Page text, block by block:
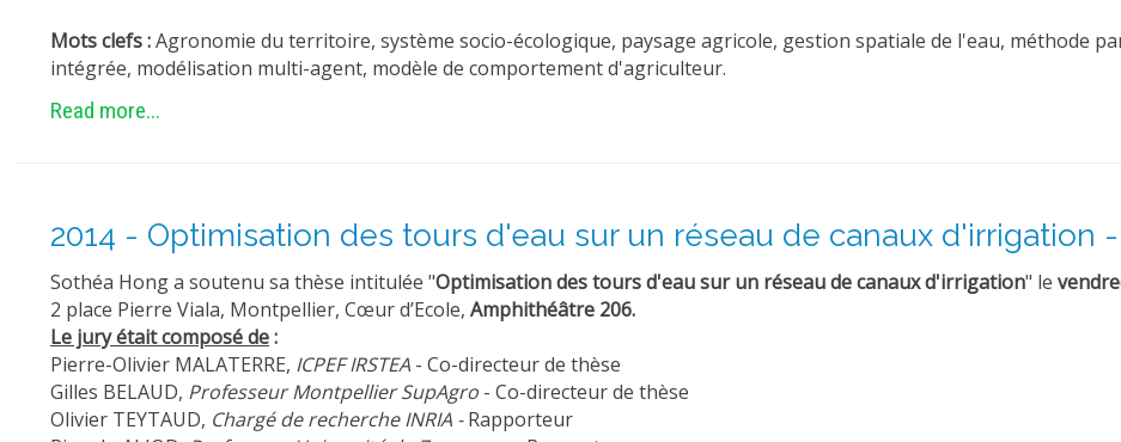
Mots clefs :Agronomie du territoire, système socio-écologique, paysage agricole, gestion spatiale de l'eau, méthode
intégrée, modélisation multi-agent, modèle de comportement d'agriculteur.
Read more...
2014 - Optimisation des tours d'eau sur un réseau de canaux d'irrigation
Sothéa Hong a soutenu sa thèse intitulée "Optimisation des tours d'eau sur un réseau de canaux d'irrigation" le
2 place Pierre Viala, Montpellier, Cœur d’Ecole, Amphithéâtre 206.
Le jury était composé de:
Pierre-Olivier MALATERRE, ICPEF IRSTEA - Co-directeur de thèse
Gilles BELAUD, Professeur Montpellier SupAgro - Co-directeur de thèse
Olivier TEYTAUD, Chargé de recherche INRIA -Rapporteur